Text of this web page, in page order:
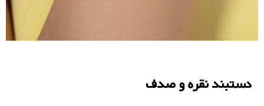
دستبند نقره و صدف